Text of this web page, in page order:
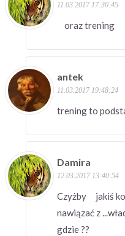
11.03.2017 17:30:45
oraz trening
antek
11.03.2017 19:48:24
trening to
Damira
12.03.2017 13:40:54
Czyżby jakiś
nawiązać z
gdzie ??